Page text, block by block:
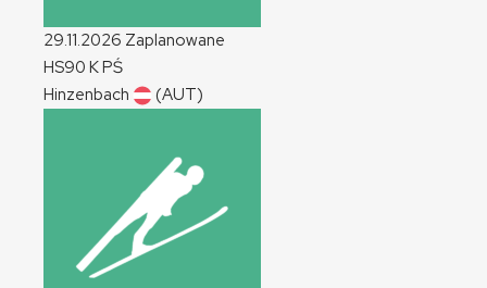
29.11.2026 Zaplanowane
HS90 KPŚ
Hinzenbach
(AUT)